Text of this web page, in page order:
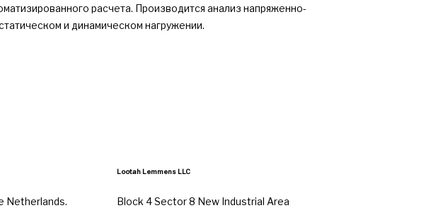
расчета. Производится анализ напряженно-
и динамическом нагружении.
Netherlands.
Lootah Lemmens LLC
Block 4 Sector 8 New Industrial Area